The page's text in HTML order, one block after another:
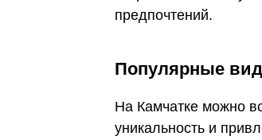
предпочтений.
Популярные
На Камчатке можно
уникальность и